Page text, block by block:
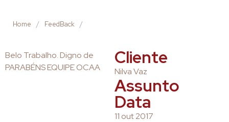
Home / FeedBack /
Belo Trabalho. Digno de
PARABÉNS EQUIPE OCAA
Cliente
Nilva Vaz
Assunto
Data
11 out 2017